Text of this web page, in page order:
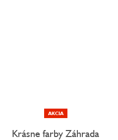
AKCIA
Krásne farby Záhrada